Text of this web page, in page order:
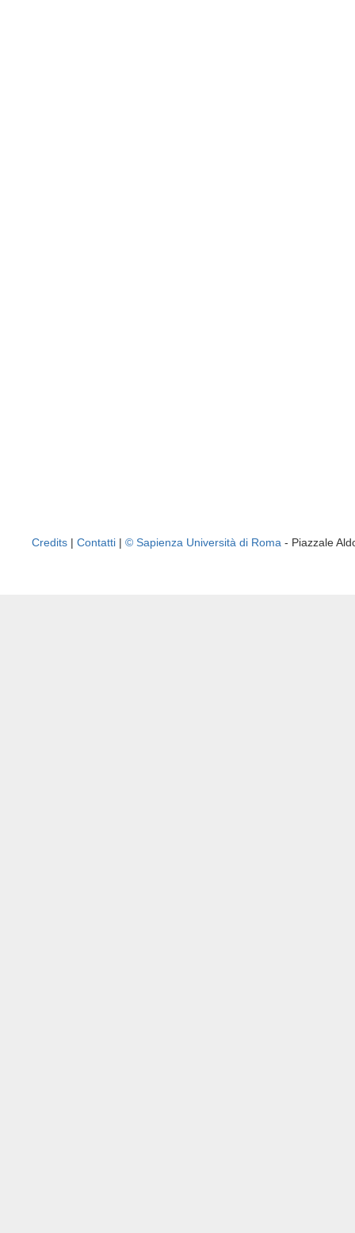
Credits | Contatti | © Sapienza Università di Roma - Piazzale